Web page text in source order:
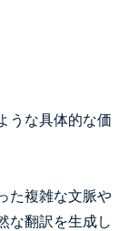
うな具体的な価
た複雑な文脈や
な翻訳を生成し